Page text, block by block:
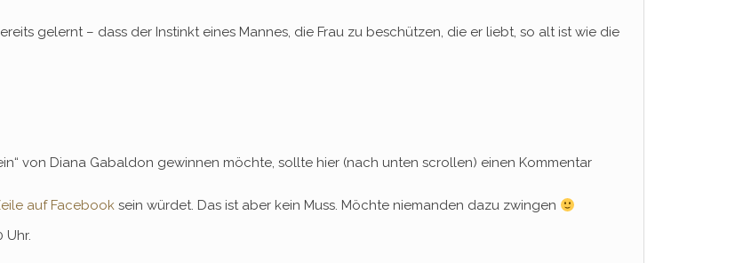
gelernt – dass der Instinkt eines Mannes, die Frau zu beschützen, die er liebt, so alt ist wie die
von Diana Gabaldon gewinnen möchte, sollte hier (nach unten scrollen) einen Kommentar
auf Facebook sein würdet. Das ist aber kein Muss. Möchte niemanden dazu zwingen
Uhr.